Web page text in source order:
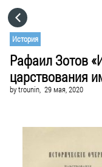
История
Рафаил Зотов
царствования
bytrounin, 29 мая, 2020